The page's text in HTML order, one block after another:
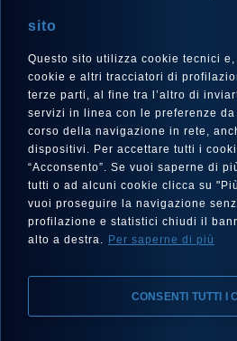
Français
SUIVEZ-NOUS SUR
Mentions Légales, Protection de la Vie
sito
Questo sito utilizza cookie tecnici
cookie e altri tracciatori di
terze parti, al fine tra l’altro di
servizi in linea con le preferenze da
corso della navigazione in rete,
dispositivi. Per accettare tutti i
“Acconsento”. Se vuoi saperne di
tutti o ad alcuni cookie clicca su
vuoi proseguire la navigazione
profilazione e statistici chiudi il
alto a destra. Per saperne di più
CONSENTI TUTTI I